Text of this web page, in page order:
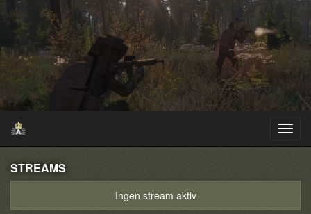
STREAMS
Ingen stream aktiv